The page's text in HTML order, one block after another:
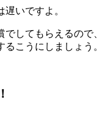
いですよ。
してもらえるので、
こうにしましょう。